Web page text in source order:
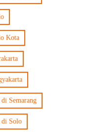
Kota
Semarang
di Solo